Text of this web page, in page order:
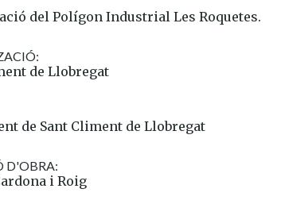
del Polígon Industrial Les Roquetes.
de Llobregat
de Sant Climent de Llobregat
D'OBRA:
i Roig